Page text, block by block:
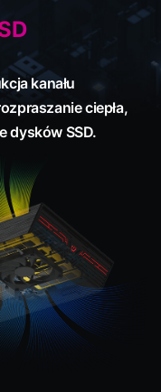
kanału
ciepła,
dysków SSD.